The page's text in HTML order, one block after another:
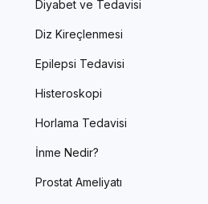
Diyabet ve Tedavisi
Diz Kireçlenmesi
Epilepsi Tedavisi
Histeroskopi
Horlama Tedavisi
İnme Nedir?
Prostat Ameliyatı